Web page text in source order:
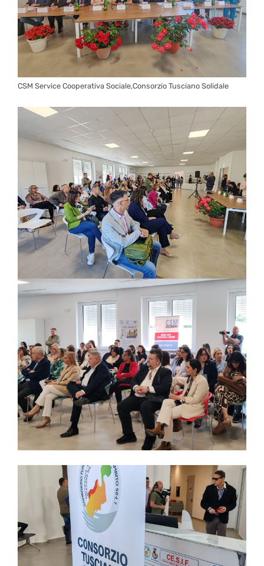
CSM Service Cooperativa Sociale,Consorzio Tusciano Solidale